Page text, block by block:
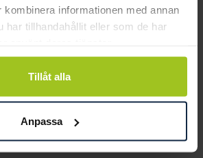
informationen med annan
har tillhandahållit eller som de har
Tillåt alla
Anpassa
Mockberg
Royal Watch 28 mm
Pris:2 399 kr
2 399 kr